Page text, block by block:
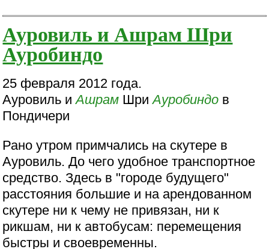
Ауровиль и Ашрам Шри
Ауробиндо
25 февраля 2012 года.
Ауровиль иАшрам ШриАуробиндо в
Пондичери
Рано утром примчались на скутере в
Ауровиль. До чего удобное транспортное
средство. Здесь в "городе будущего"
расстояния большие и на арендованном
скутере ни к чему не привязан, ни к
рикшам, ни к автобусам: перемещения
быстры и своевременны.